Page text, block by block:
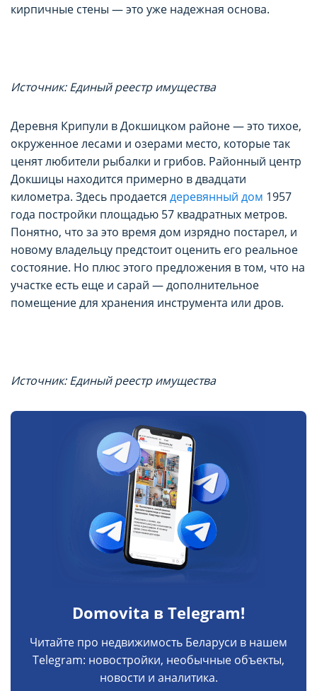
кирпичные стены — это уже надежная основа.
Источник: Единый реестр имущества
Деревня Крипули в Докшицком районе — это тихое,
окруженное лесами и озерами место, которые так
ценят любители рыбалки и грибов. Районный центр
Докшицы находится примерно в двадцати
километра. Здесь продается деревянный дом 1957
года постройки площадью 57 квадратных метров.
Понятно, что за это время дом изрядно постарел, и
новому владельцу предстоит оценить его реальное
состояние. Но плюс этого предложения в том, что на
участке есть еще и сарай — дополнительное
помещение для хранения инструмента или дров.
Источник: Единый реестр имущества
Domovita в Telegram!
Читайте про недвижимость Беларуси в нашем
Telegram: новостройки, необычные объекты,
новости и аналитика.